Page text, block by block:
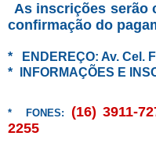
As inscrições serão
confirmação do
* ENDEREÇO: Av. Cel.
*
INFORMAÇÕES E
* FONES: (16) 3911-
2255